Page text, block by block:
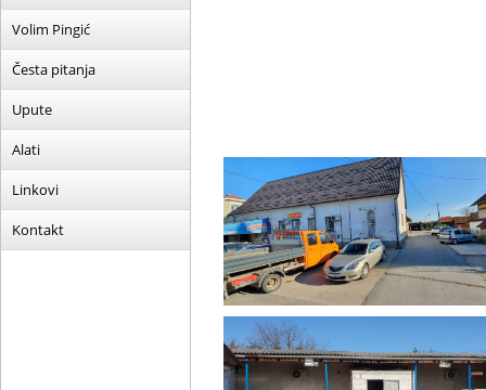
Volim Pingić
Česta pitanja
Upute
Alati
Linkovi
Kontakt